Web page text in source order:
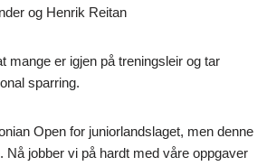
og Henrik Reitan
mange er igjen på treningsleir og tar
sparring.
Open for juniorlandslaget, men denne
Nå jobber vi på hardt med våre oppgaver